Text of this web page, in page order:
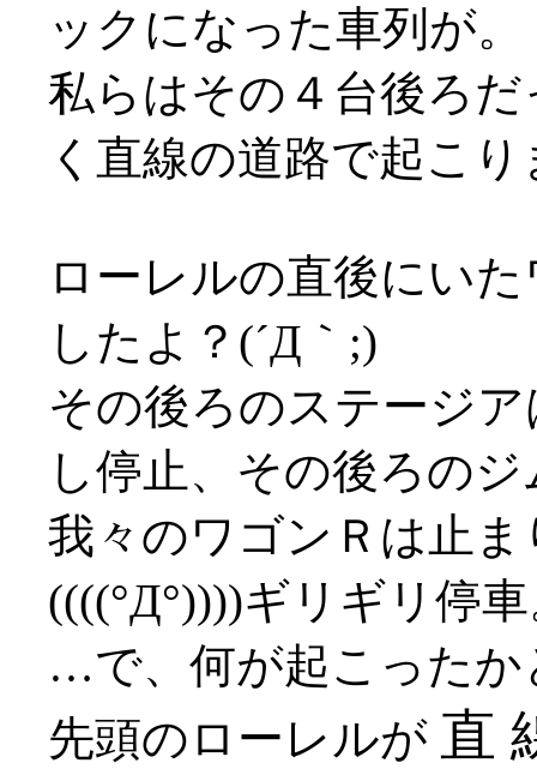
ックになった車列が。
私らはその４台後ろ
く直線の道路で起こ
ローレルの直後にい
したよ？(´Д｀;)
その後ろのステージ
し停止、その後ろの
我々のワゴンＲは止
((((°Д°))))ギリギリ停
…で、何が起こった
先頭のローレルが 直